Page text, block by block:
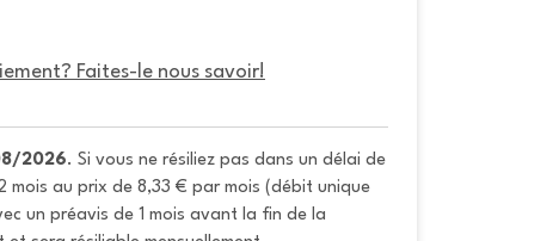
Faites-le nous savoir!
2026. Si vous ne résiliez pas dans un délai de
mois au prix de 8,33 € par mois (débit unique
un préavis de 1 mois avant la fin de la